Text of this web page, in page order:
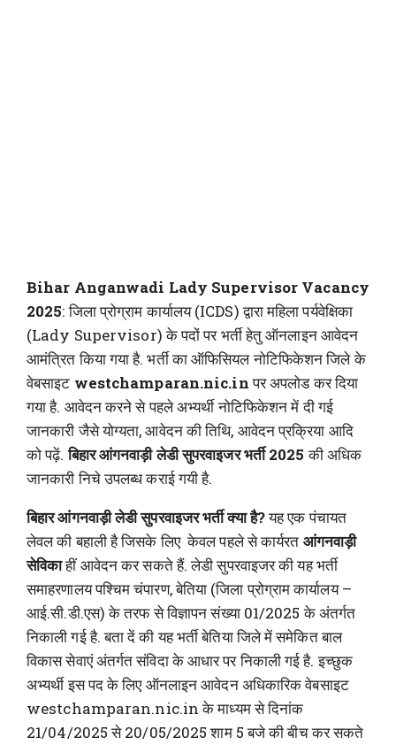
Bihar Anganwadi Lady Supervisor Vacancy
2025: जिला प्रोग्राम कार्यालय (ICDS) द्वारा महिला पर्यवेक्षिका
(Lady Supervisor) के पदों पर भर्ती हेतु ऑनलाइन आवेदन
आमंत्रित किया गया है. भर्ती का ऑफिसियल नोटिफिकेशन जिले के
वेबसाइट westchamparan.nic.inपर अपलोड कर दिया
गया है. आवेदन करने से पहले अभ्यर्थी नोटिफिकेशन में दी गई
जानकारी जैसे योग्यता, आवेदन की तिथि, आवेदन प्रक्रिया आदि
को पढ़ें.बिहार आंगनवाड़ी लेडी सुपरवाइजर भर्ती 2025 की अधिक
जानकारी निचे उपलब्ध कराई गयी है.
बिहार आंगनवाड़ी लेडी सुपरवाइजर भर्ती क्या है?यह एक पंचायत
लेवल की बहाली है जिसके लिए केवल पहले से कार्यरत आंगनवाड़ी
सेविकाहीं आवेदन कर सकते हैं. लेडी सुपरवाइजर की यह भर्ती
समाहरणालय पश्चिम चंपारण, बेतिया (जिला प्रोग्राम कार्यालय –
आई.सी.डी.एस) के तरफ से विज्ञापन संख्या 01/2025 के अंतर्गत
निकाली गई है. बता दें की यह भर्ती बेतिया जिले में समेकित बाल
विकास सेवाएं अंतर्गत संविदा के आधार पर निकाली गई है. इच्छुक
अभ्यर्थी इस पद के लिए ऑनलाइन आवेदन अधिकारिक वेबसाइट
westchamparan.nic.in के माध्यम से दिनांक
21/04/2025 से 20/05/2025 शाम 5 बजे की बीच कर सकते